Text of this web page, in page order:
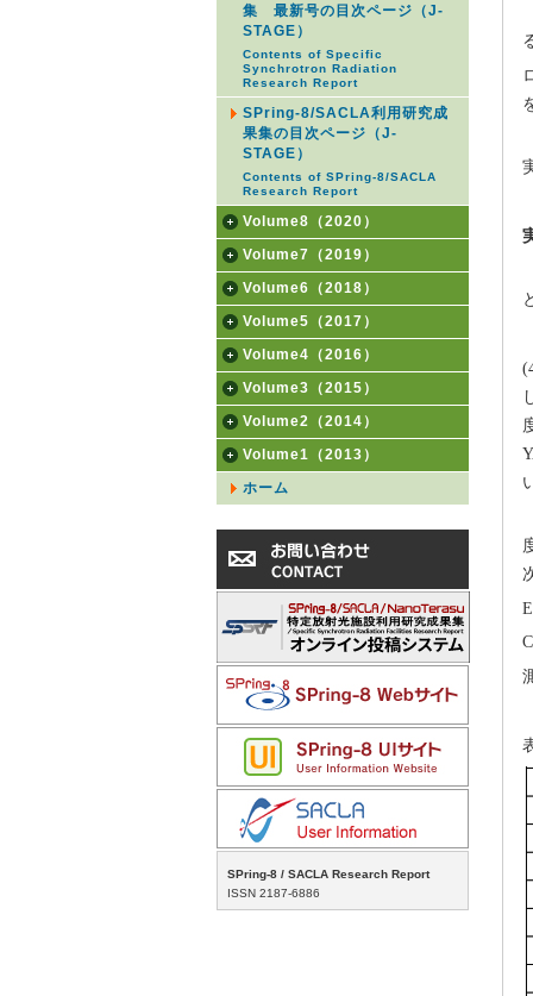
集 最新号の目次ページ（J-
STAGE）
Contents of Specific
Synchrotron Radiation
Research Report
SPring-8/SACLA利用研究成
果集の目次ページ（J-
STAGE）
Contents of SPring-8/SACLA
Research Report
Volume8（2020）
Volume7（2019）
Volume6（2018）
Volume5（2017）
Volume4（2016）
Volume3（2015）
Volume2（2014）
Volume1（2013）
ホーム
SPring-8 / SACLA Research Report
ISSN 2187-6886